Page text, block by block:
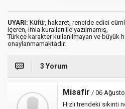
UYARI: Küfür, hakaret, rencide edici
içeren, imla kuralları ile yazılmamış,
Türkçe karakter kullanılmayan ve büyük
onaylanmamaktadır.
3 Yorum
Misafir / 06
Hızlı trendeki